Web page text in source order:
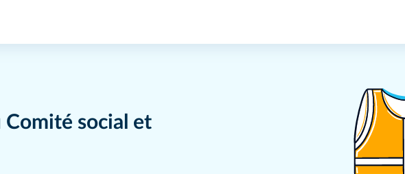
social et